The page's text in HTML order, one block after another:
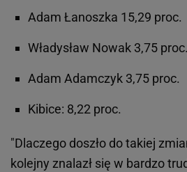
Adam Łanoszka 15,29 proc.
Władysław Nowak 3,75 proc.
Adam Adamczyk 3,75 proc.
Kibice: 8,22 proc.
"Dlaczego doszło do takiej
kolejny znalazł się w bardzo